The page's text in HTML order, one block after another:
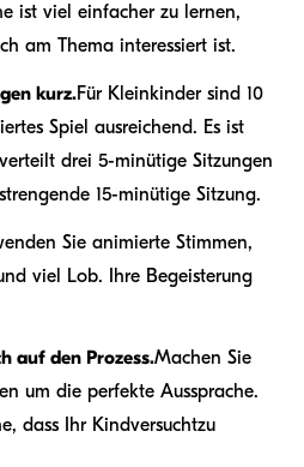
ist viel einfacher zu lernen,
am Thema interessiert ist.
kurz.Für Kleinkinder sind 10
Spiel ausreichend. Es ist
drei 5-minütige Sitzungen
15-minütige Sitzung.
Sie animierte Stimmen,
viel Lob. Ihre Begeisterung
auf den Prozess.Machen Sie
um die perfekte Aussprache.
dass Ihr Kindversuchtzu